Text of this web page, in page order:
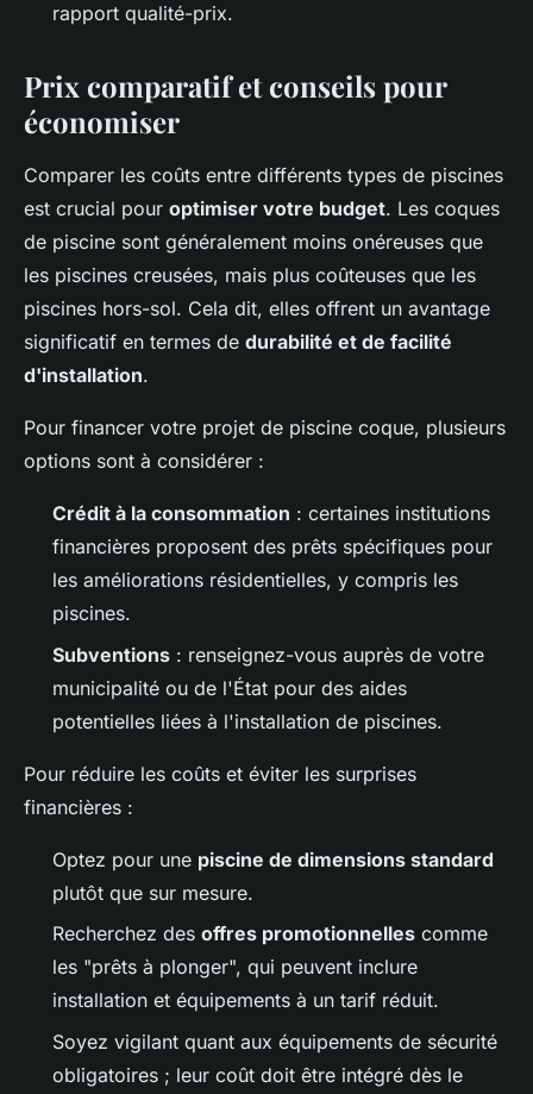
rapport qualité-prix.
Prix comparatif et conseils pour
économiser
Comparer les coûts entre différents types de piscines
est crucial pour optimiser votre budget. Les coques
de piscine sont généralement moins onéreuses que
les piscines creusées, mais plus coûteuses que les
piscines hors-sol. Cela dit, elles offrent un avantage
significatif en termes de durabilité et de facilité
d'installation.
Pour financer votre projet de piscine coque, plusieurs
options sont à considérer :
Crédit à la consommation : certaines institutions
financières proposent des prêts spécifiques pour
les améliorations résidentielles, y compris les
piscines.
Subventions : renseignez-vous auprès de votre
municipalité ou de l'État pour des aides
potentielles liées à l'installation de piscines.
Pour réduire les coûts et éviter les surprises
financières :
Optez pour une piscine de dimensions standard
plutôt que sur mesure.
Recherchez des offres promotionnelles comme
les "prêts à plonger", qui peuvent inclure
installation et équipements à un tarif réduit.
Soyez vigilant quant aux équipements de sécurité
obligatoires ; leur coût doit être intégré dès le